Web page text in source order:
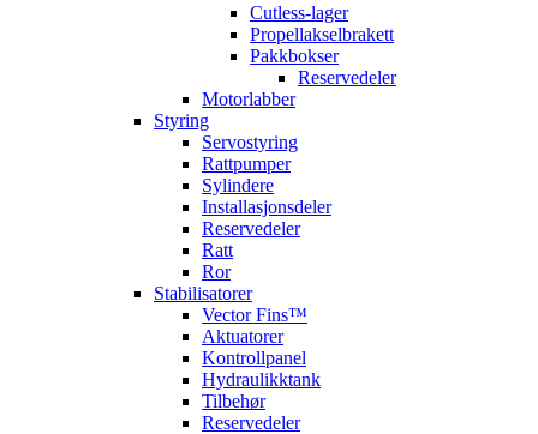
Cutless-lager
Propellakselbrakett
Pakkbokser
Reservedeler
Motorlabber
Styring
Servostyring
Rattpumper
Sylindere
Installasjonsdeler
Reservedeler
Ratt
Ror
Stabilisatorer
Vector Fins™
Aktuatorer
Kontrollpanel
Hydraulikktank
Tilbehør
Reservedeler